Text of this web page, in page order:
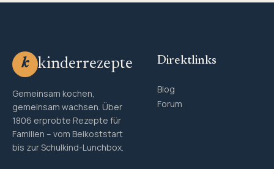
k kinderrezepte
Gemeinsam kochen,
gemeinsam wachsen. Über
1806 erprobte Rezepte für
Familien – vom Beikoststart
bis zur Schulkind-Lunchbox.
Direktlinks
Blog
Forum